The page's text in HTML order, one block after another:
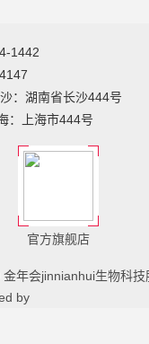
1442
：湖南省长沙444号
：上海市444号
官方旗舰店
年会jinnianhui生物科技
by